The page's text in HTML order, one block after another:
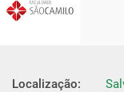
Localização: